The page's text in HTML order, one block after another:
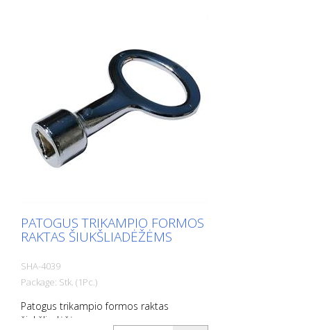
PATOGUS TRIKAMPIO FORMOS
RAKTAS ŠIUKŠLIADĖŽĖMS
SHA-4039
Package: Stk. (1Pc.)
Patogus trikampio formos raktas
šiukšliadėžėms